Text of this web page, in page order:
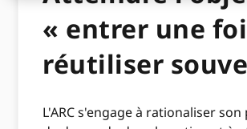
« entrer une
réutiliser
L'ARC s'engage à rationaliser son